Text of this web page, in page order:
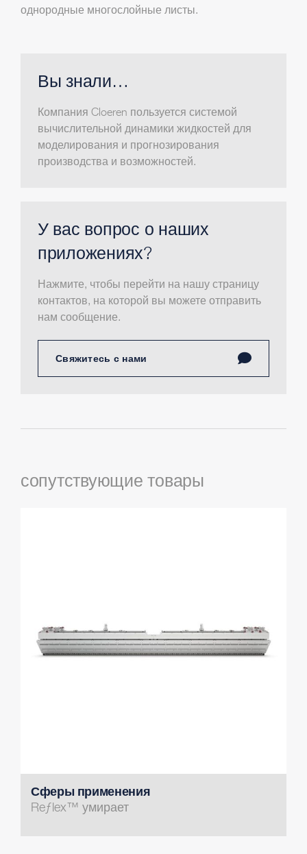
однородные многослойные листы.
Вы знали…
Компания Cloeren пользуется системой
вычислительной динамики жидкостей для
моделирования и прогнозирования
производства и возможностей.
У вас вопрос о наших
приложениях?
Нажмите, чтобы перейти на нашу страницу
контактов, на которой вы можете отправить
нам сообщение.
Свяжитесь с нами
сопутствующие товары
Сферы применения
Reƒlex™ умирает